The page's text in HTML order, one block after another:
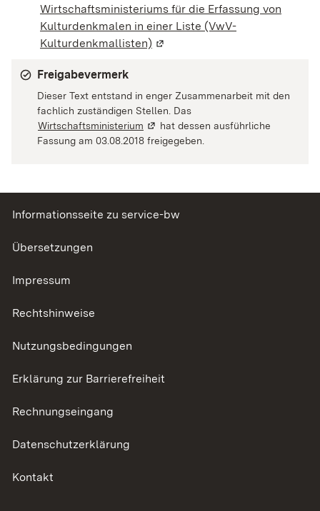
Wirtschaftsministeriums für die Erfassung von
Kulturdenkmalen in einer Liste (VwV-
Kulturdenkmallisten) (Wird in einem neuen Fenster
Freigabevermerk
Dieser Text entstand in enger Zusammenarbeit mit den
fachlich zuständigen Stellen. Das
Wirtschaftsministerium (Wird in einem neuen Fenster
hat dessen ausführliche
Fassung am 03.08.2018 freigegeben.
Informationsseite zu service-bw
Übersetzungen
Impressum
Rechtshinweise
Nutzungsbedingungen
Erklärung zur Barrierefreiheit
Rechnungseingang
Datenschutzerklärung
Kontakt